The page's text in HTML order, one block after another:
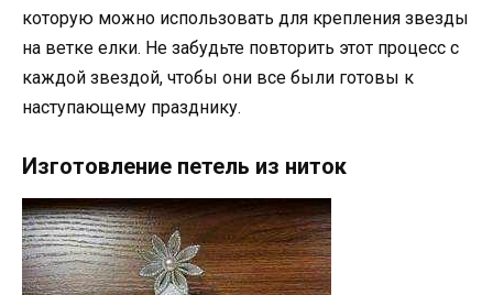
которую можно использовать для крепления звезды
на ветке елки. Не забудьте повторить этот процесс с
каждой звездой, чтобы они все были готовы к
наступающему празднику.
Изготовление петель из ниток